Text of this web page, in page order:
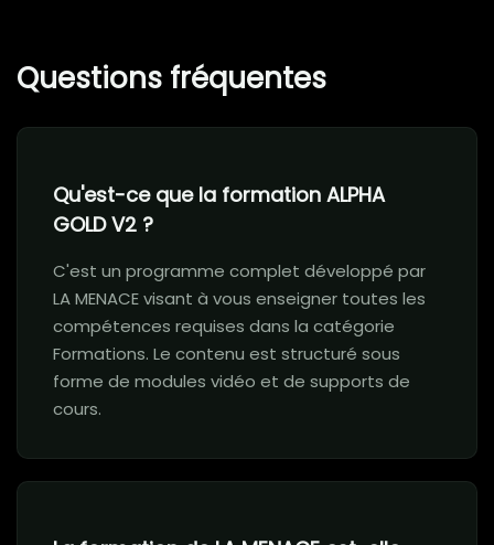
Questions fréquentes
Qu'est-ce que la formation ALPHA
GOLD V2 ?
C'est un programme complet développé par
LA MENACE visant à vous enseigner toutes les
compétences requises dans la catégorie
Formations. Le contenu est structuré sous
forme de modules vidéo et de supports de
cours.